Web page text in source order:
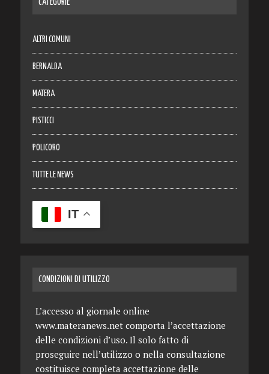
CATEGORIE
ALTRI COMUNI
BERNALDA
MATERA
PISTICCI
POLICORO
TUTTE LE NEWS
IT
CONDIZIONI DI UTILIZZO
L’accesso al giornale online
www.materanews.net comporta l’accettazione
delle condizioni d’uso. Il solo fatto di
proseguire nell’utilizzo o nella consultazione
costituisce completa accettazione delle